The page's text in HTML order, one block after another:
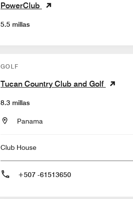
PowerClub
5.5 millas
GOLF
Tucan Country Club and Golf
8.3 millas
Panama
Club House
+507 -61513650